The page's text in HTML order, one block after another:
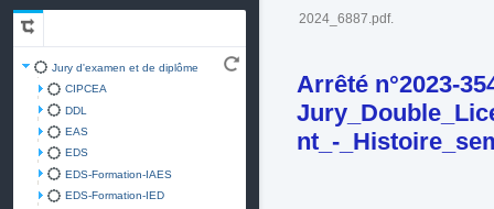
Jury d'examen et de diplôme
CIPCEA
DDL
EAS
EDS
EDS-Formation-IAES
EDS-Formation-IED
2024_6887.pdf.
Arrêté n°2023-
nt_-